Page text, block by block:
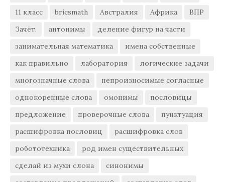
11 класс
bricsmath Австралия Африка
ВПР
Зачёт.
антонимы
деление фигур на части
занимательная математика
имена собственные
как правильно
лаборатория
логические задачи
многозначные слова
непроизносимые согласные
однокоренные слова
омонимы
пословицы
предложение
проверочные слова
пунктуация
расшифровка пословиц
расшифровка слов
робототехника
род имен существительных
сделай из мухи слона
синонимы